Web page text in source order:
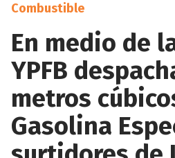
Combustible
En medio de
YPFB
metros
Gasolina